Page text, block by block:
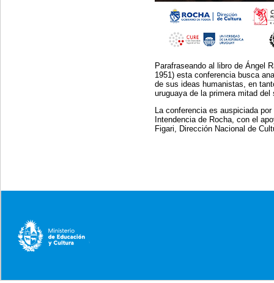
Parafraseando al libro de Ángel
1951) esta conferencia busca
de sus ideas humanistas, en
uruguaya de la primera mitad del
La conferencia es auspiciada
Intendencia de Rocha, con el
Figari, Dirección Nacional de